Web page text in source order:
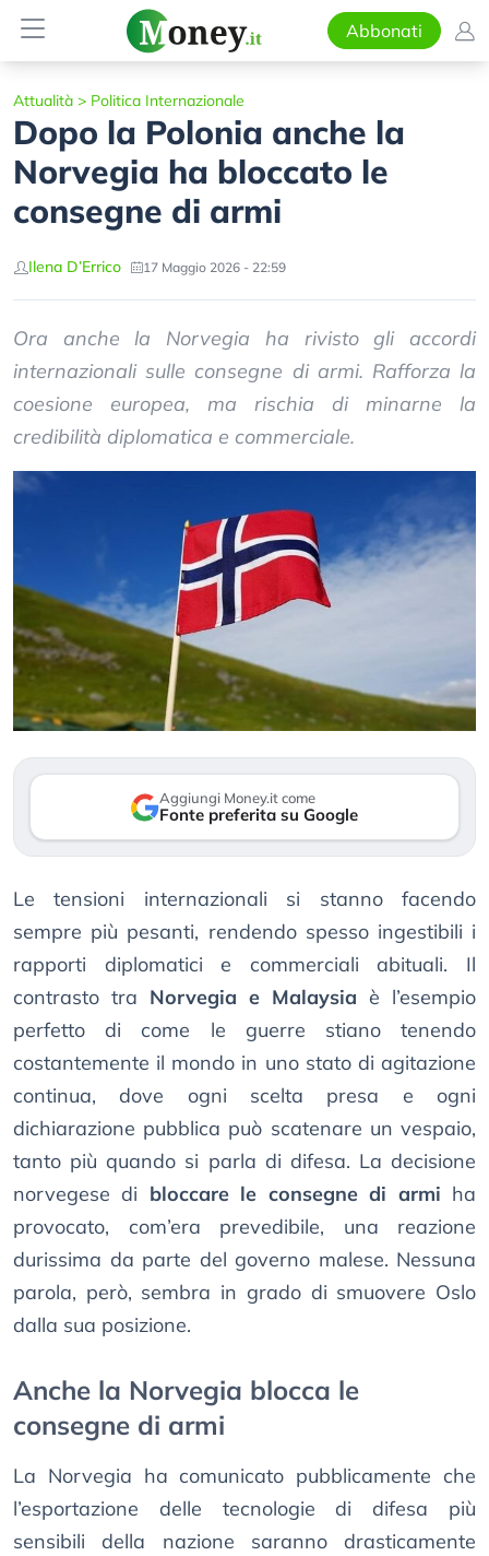
Abbonati
Attualità > Politica Internazionale
Dopo la Polonia anche la
Norvegia ha bloccato le
consegne di armi
Ilena D’Errico 17 Maggio 2026 - 22:59
Ora anche la Norvegia ha rivisto gli accordi
internazionali sulle consegne di armi. Rafforza la
coesione europea, ma rischia di minarne la
credibilità diplomatica e commerciale.
Aggiungi Money.it come
Fonte preferita su Google
Le tensioni internazionali si stanno facendo
sempre più pesanti, rendendo spesso ingestibili i
rapporti diplomatici e commerciali abituali. Il
contrasto tra Norvegia e Malaysia è l’esempio
perfetto di come le guerre stiano tenendo
costantemente il mondo in uno stato di agitazione
continua, dove ogni scelta presa e ogni
dichiarazione pubblica può scatenare un vespaio,
tanto più quando si parla di difesa. La decisione
norvegese di bloccare le consegne di armi ha
provocato, com’era prevedibile, una reazione
durissima da parte del governo malese. Nessuna
parola, però, sembra in grado di smuovere Oslo
dalla sua posizione.
Anche la Norvegia blocca le
consegne di armi
La Norvegia ha comunicato pubblicamente che
l’esportazione delle tecnologie di difesa più
sensibili della nazione saranno drasticamente